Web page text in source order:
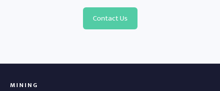
Contact Us
MINING